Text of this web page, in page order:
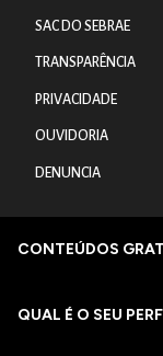
SAC DO SEBRAE
TRANSPARÊNCIA
PRIVACIDADE
OUVIDORIA
DENUNCIA
CONTEÚDOS
QUAL É O SEU